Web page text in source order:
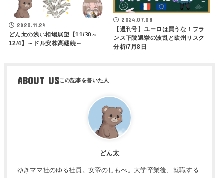
2020.11.29
どん太の浅い相場展望【11/30～
12/4】～ドル安株高継続～
2024.07.08
【週刊号】ユーロは買うな！フラ
ンス下院選挙の波乱と欧州リスク
分析/7月8日
ABOUT US
どん太
ゆきママ社のゆる社員。女帝のしもべ。大学卒業後、就職する